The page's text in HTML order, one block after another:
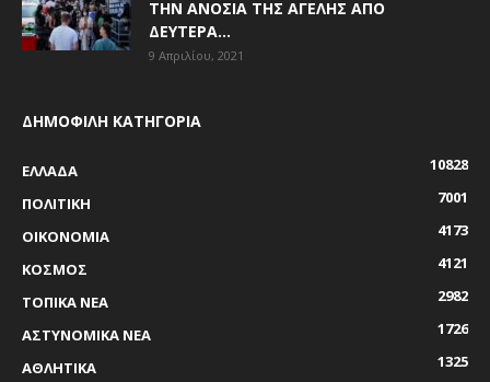
ΤΗΝ ΑΝΟΣΊΑ ΤΗΣ ΑΓΈΛΗΣ ΑΠΌ
ΔΕΥΤΈΡΑ...
9 Απριλίου, 2021
ΔΗΜΟΦΙΛΗ ΚΑΤΗΓΟΡΙΑ
ΕΛΛΑΔΑ
10828
ΠΟΛΙΤΙΚΗ
7001
ΟΙΚΟΝΟΜΙΑ
4173
ΚΟΣΜΟΣ
4121
ΤΟΠΙΚΑ ΝΕΑ
2982
ΑΣΤΥΝΟΜΙΚΑ ΝΕΑ
1726
ΑΘΛΗΤΙΚΑ
1325